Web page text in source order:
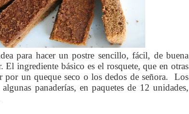
para hacer un postre sencillo, fácil, de buena
El ingrediente básico es el rosquete, que en otras
por un queque seco o los dedos de señora. Los
panaderías, en paquetes de 12 unidades,